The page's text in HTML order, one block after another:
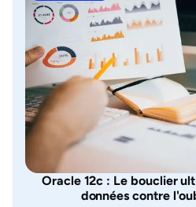
Oracle 12c : Le bouclier
données contre